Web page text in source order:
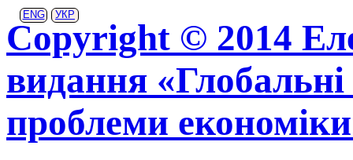
ENG УКР
Copyright © 2014
видання «Глобальні
проблеми